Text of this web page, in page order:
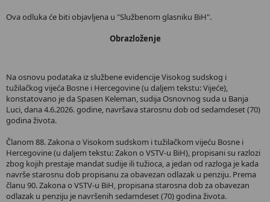
Ova odluka će biti objavljena u "Službenom glasniku BiH".
Obrazloženje
Na osnovu podataka iz službene evidencije Visokog sudskog i
tužilačkog vijeća Bosne i Hercegovine (u daljem tekstu: Vijeće),
konstatovano je da Spasen Keleman, sudija Osnovnog suda u Banja
Luci, dana 4.6.2026. godine, navršava starosnu dob od sedamdeset (70)
godina života.
Članom 88. Zakona o Visokom sudskom i tužilačkom vijeću Bosne i
Hercegovine (u daljem tekstu: Zakon o VSTV-u BiH), propisani su razlozi
zbog kojih prestaje mandat sudije ili tužioca, a jedan od razloga je kada
navrše starosnu dob propisanu za obavezan odlazak u penziju. Prema
članu 90. Zakona o VSTV-u BiH, propisana starosna dob za obavezan
odlazak u penziju je navršenih sedamdeset (70) godina života.